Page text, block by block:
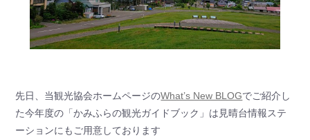
先日、当観光協会ホームページのWhat’s New BLOGでご紹介し
た今年度の「かみふらの観光ガイドブック」は見晴台情報ステ
ーションにもご用意しております